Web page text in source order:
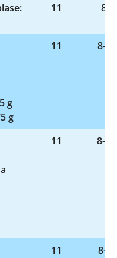
11 8-
g
g
11 8-
11 8-
11 8-